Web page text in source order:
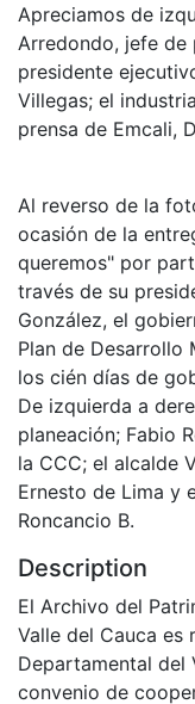
Apreciamos de
Arredondo, jefe de
presidente
Villegas; el
prensa de Emcali,
Al reverso de la
ocasión de la
queremos" por
través de su
González, el
Plan de Desarrollo
los cién días de
De izquierda a
planeación; Fabio
la CCC; el alcalde
Ernesto de Lima y
Roncancio B.
Description
El Archivo del
Valle del Cauca es
Departamental del
convenio de